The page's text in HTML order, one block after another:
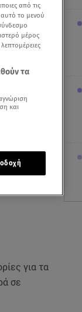
ή
για τα
σε
από τις
αυτό το μενού
μέρος
τα
και